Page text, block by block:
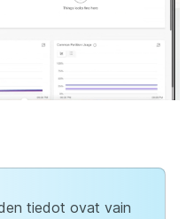
tiedot ovat vain